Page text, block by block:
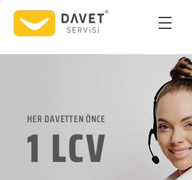
HER DAVETTEN ÖNCE
1 LCV